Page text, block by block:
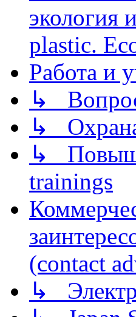
экология
plastic.
Работа и
↳
↳
↳
trainings
(contact
↳